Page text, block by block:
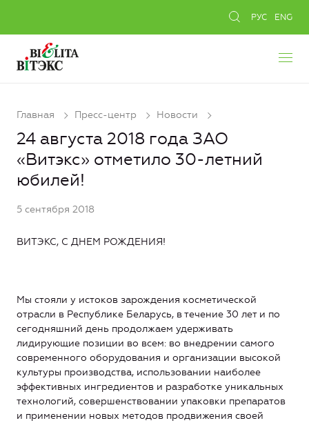
РУС ENG
Главная Пресс-центр Новости
24 августа 2018 года ЗАО
«Витэкс» отметило 30-летний
юбилей!
5 сентября 2018
ВИТЭКС, С ДНЕМ РОЖДЕНИЯ!
Мы стояли у истоков зарождения косметической
отрасли в Республике Беларусь, в течение 30 лет и по
сегодняшний день продолжаем удерживать
лидирующие позиции во всем: во внедрении самого
современного оборудования и организации высокой
культуры производства, использовании наиболее
эффективных ингредиентов и разработке уникальных
технологий, совершенствовании упаковки препаратов
и применении новых методов продвижения своей